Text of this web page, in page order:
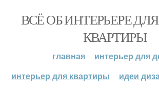
ВСЁ ОБ ИНТЕРЬЕРЕ
КВАРТИРЫ
главная
интерьер для
интерьер для квартиры
идеи